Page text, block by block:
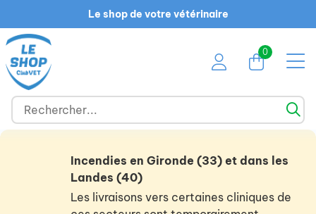
Le shop de votre vétérinaire
0
Incendies en Gironde (33) et dans les
Landes (40)
Les livraisons vers certaines cliniques de